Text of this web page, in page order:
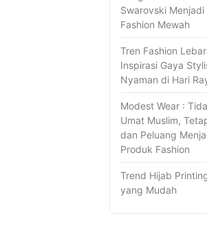
Swarovski Menjadi
Fashion Mewah
Tren Fashion
Inspirasi Gaya
Nyaman di Hari
Modest Wear :
Umat Muslim,
dan Peluang
Produk Fashion
Trend Hijab
yang Mudah